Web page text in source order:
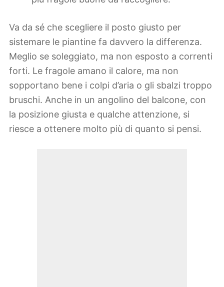
Va da sé che scegliere il posto giusto per
sistemare le piantine fa davvero la differenza.
Meglio se soleggiato, ma non esposto a correnti
forti. Le fragole amano il calore, ma non
sopportano bene i colpi d’aria o gli sbalzi troppo
bruschi. Anche in un angolino del balcone, con
la posizione giusta e qualche attenzione, si
riesce a ottenere molto più di quanto si pensi.